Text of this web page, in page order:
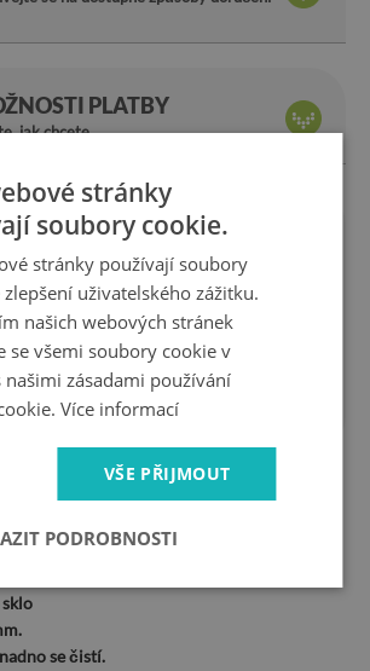
PLATBY
jak chcete
vrácení
bezpečné
nakupování
10 let
na trhu
sklo
se čistí.
stránky
soubory cookie.
stránky používají soubory
uživatelského zážitku.
našich webových stránek
se všemi soubory cookie v
našimi zásadami používání
Více informací
VŠE PŘIJMOUT
PODROBNOSTI